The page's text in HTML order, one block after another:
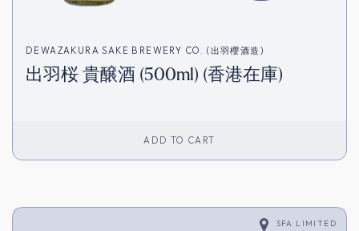
DEWAZAKURA SAKE BREWERY CO. (出羽櫻酒造)
出羽桜 貴醸酒 (500ml) (香港在庫)
ADD TO CART
SFA LIMITED